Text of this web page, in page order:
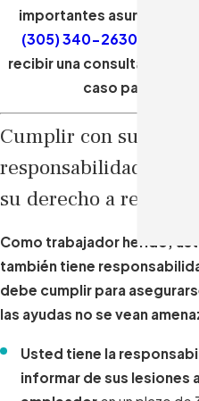
importantes asuntos o
(305) 340-2630
recibir una consulta gratis
caso particular.
Cumplir con sus
responsabilidades y
su derecho a recibir
Como trabajador herido,
también tiene
debe cumplir para
las ayudas no se vean
Usted tiene la
informar de sus lesiones